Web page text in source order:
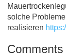
solche
realisieren
Comments